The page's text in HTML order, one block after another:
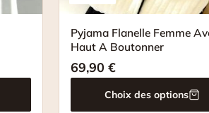
Pyjama Flanelle Femme
Haut A Boutonner
69,90 €
Choix des options